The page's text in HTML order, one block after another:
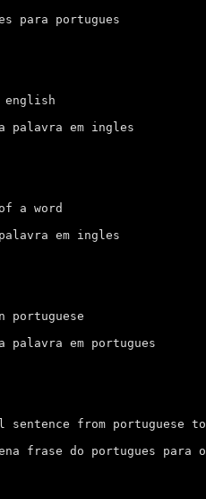
para portugues
english
palavra em ingles
a word
em ingles
portuguese
palavra em portugues
sentence from portuguese
frase do portugues